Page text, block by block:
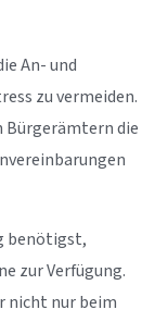
An- und
zu vermeiden.
Bürgerämtern die
benötigst,
zur Verfügung.
nicht nur beim